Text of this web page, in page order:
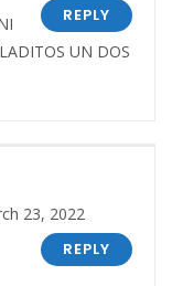
REPLY
UN DOS
23, 2022
REPLY